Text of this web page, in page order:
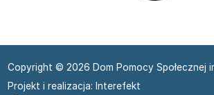
Copyright © 2026 Dom Pomocy Społecznej
Projekt i realizacja: Interefekt